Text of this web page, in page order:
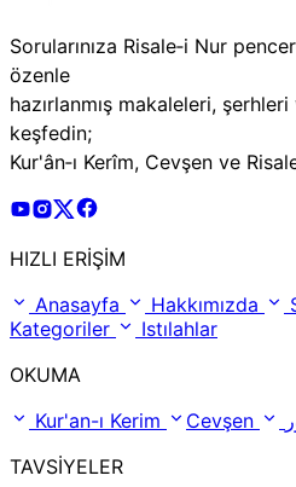
Sorularınıza Risale‑i Nur
özenle
hazırlanmış makaleleri, şerhleri
keşfedin;
Kur'ân‑ı Kerîm, Cevşen ve
Risale Online Youtube Hesabı
Risale Online Instagram
Risale Online X Hesabı
HIZLI ERİŞİM
Anasayfa
Hakkımızda
Kategoriler
Istılahlar
OKUMA
Kur'an-ı Kerim
Cevşen
TAVSİYELER